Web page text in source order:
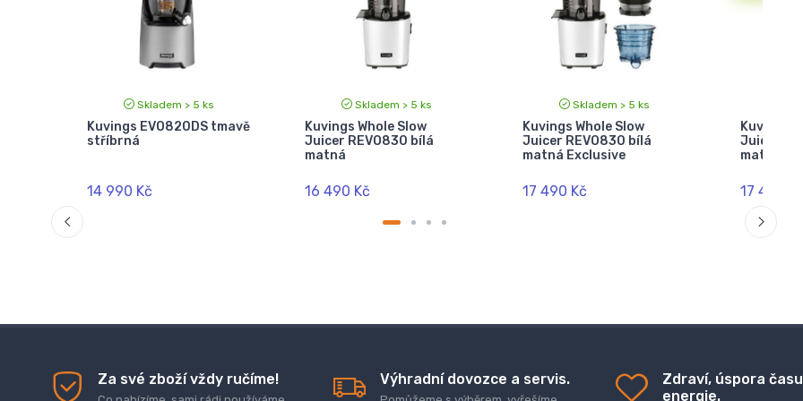
Skladem > 5 ks
Kuvings EVO820DS tmavě
stříbrná
14 990 Kč
Skladem > 5 ks
Kuvings Whole Slow
Juicer REVO830 bílá
matná
16 490 Kč
Skladem > 5 ks
Kuvings Whole Slow
Juicer REVO830 bílá
matná Exclusive
17 490 Kč
Kuvings
Juicer
matná
17 490 Kč
Za své zboží vždy ručíme! Výhradní dovozce a servis.
Zdraví, úspora
energie.